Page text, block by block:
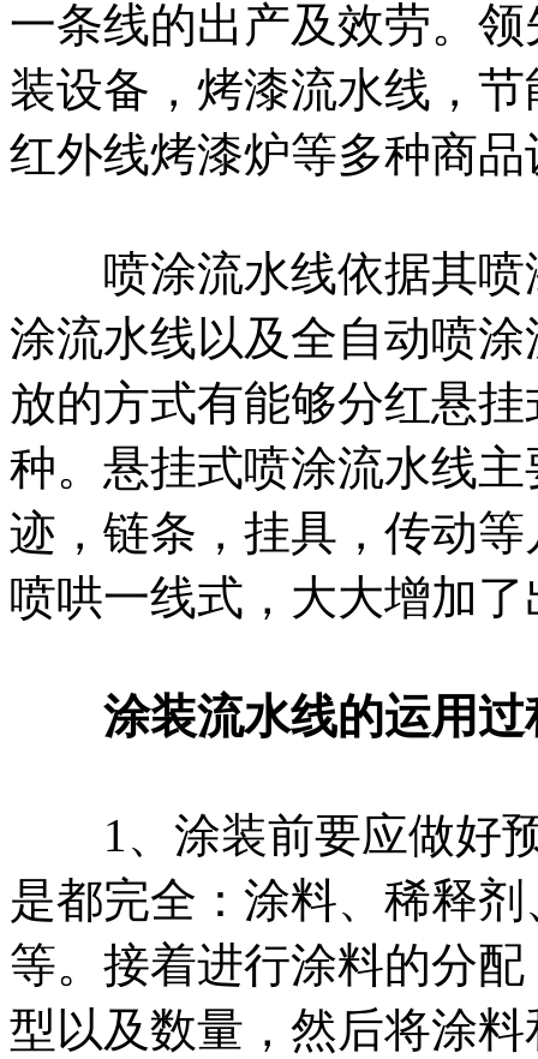
一条线的出产及效劳。
装设备，烤漆流水线，
红外线烤漆炉等多种商品
喷涂流水线依据其喷
涂流水线以及全自动喷
放的方式有能够分红悬
种。悬挂式喷涂流水线
迹，链条，挂具，传动
喷哄一线式，大大增加
涂装流水线的运用过
1、涂装前要应做好预
是都完全：涂料、稀释
等。接着进行涂料的分
型以及数量，然后将涂